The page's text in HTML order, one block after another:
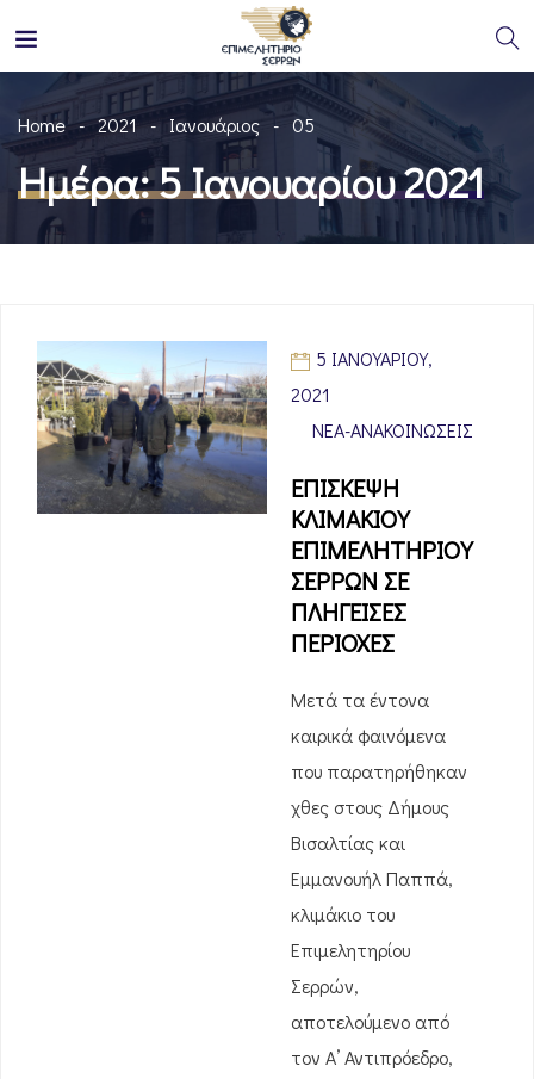
Home 2021 Ιανουάριος 05
Ημέρα:5 Ιανουαρίου 2021
5 ΙΑΝΟΥΑΡΊΟΥ,
2021
ΝΈΑ-ΑΝΑΚΟΙΝΏΣΕΙΣ
ΕΠΙΣΚΕΨΗ
ΚΛΙΜΑΚΙΟΥ
ΕΠΙΜΕΛΗΤΗΡΙΟΥ
ΣΕΡΡΩΝ ΣΕ
ΠΛΗΓΕΙΣΕΣ
ΠΕΡΙΟΧΕΣ
Μετά τα έντονα
καιρικά φαινόμενα
που παρατηρήθηκαν
χθες στους Δήμους
Βισαλτίας και
Εμμανουήλ Παππά,
κλιμάκιο του
Επιμελητηρίου
Σερρών,
αποτελούμενο από
τον Α’ Αντιπρόεδρο,